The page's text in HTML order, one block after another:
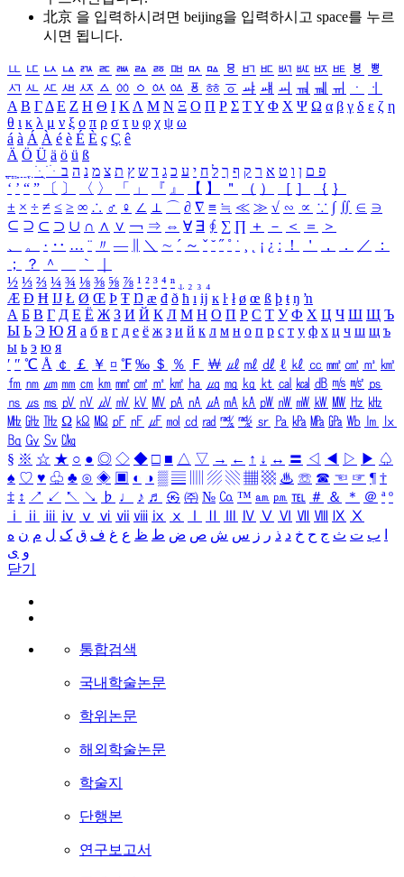
北京 을 입력하시려면 beijing을 입력하시고 space를 누르
시면 됩니다.
ㅥ ㅦ ㅧ ㅨ ㅩ ㅪ ㅫ ㅬ ㅭ ㅮ ㅯ ㅰ ㅱ ㅲ ㅳ ㅴ ㅵ ㅶ ㅷ ㅸ
ㅹ
ㅺ ㅻ ㅼ ㅽ ㅾ ㅿ ㆀ ㆁ ㆂ ㆃ ㆄ ㆅ ㆆ ㆇ ㆈ ㆉ ㆊ ㆋ ㆌ ㆍ
ㆎ
Α Β ΓΔ Ε Ζ Η Θ Ι ΚΛ Μ Ν Ξ Ο Π Ρ Σ ΤΥ Φ Χ Ψ Ω α β γ δ ε ζ η
θ ι κ λ μ ν ξ ο π ρ σ τ υ φ χ ψ ω
á à Á À é è É È ç Ç ê
Ä Ö Ü ä ö ü ß
ִֶֹ ֻּ ׁׂ פ ם ן ו ט א ר ק ף ך ל ח י ע כ ג ד ש ץ ת צ מ נ ה ב
‘ ’ “ ” 〔 〕 〈 〉 「 」 『 』 【 】 ＂ （ ） ［ ］ ｛ ｝
± × ÷ ≠ ≤ ≥ ∞ ∴ ♂ ♀ ∠ ⊥ ⌒ ∂ ∇ ≡ ≒ ≪ ≫ √ ∽ ∝ ∵ ∫ ∬ ∈ ∋
⊆ ⊇ ⊂ ⊃ ∪ ∩ ∧ ∨ ￢ ⇒ ⇔ ∀ ∃ ∮ ∑ ∏ ＋ － ＜ ＝
＞
、
。 · ‥ … ¨ 〃 ― ＼ ∼ ´ ～ ˇ ˘ ˝ ˚ ˙ ¸ ¡ ¿ ː ！ ＇ ， ． ／
：
；
？ ＾ ｀
½ ⅓ ⅔ ¼ ¾ ⅛ ⅜ ⅝ ⅞ ¹ ² ³ ⁴ ⁿ ₁ ₂ ₃ ₄
Æ Ð Ħ Ĳ Ł Ø Œ Þ Ŧ Ŋ æ đ ð ħ ı ĳ ĸ ŀ ł ø œ ß þ ŧ ŋ ŉ
А Б В Г Д Е Ё Ж З И Й К Л М Н О П Р С Т У Ф Х Ц Ч Ш Щ Ъ
Ы Ь Э Ю Я а б в г д е ё ж з и й к л м н о п р с т у ф х ц ч ш щ ъ
ы ь э ю я
′ ″ ℃ Å ￠ ￡ ￥ ¤ ℉ ‰ ＄ ％ Ｆ ￦ ㎕ ㎖ ㎗ ℓ ㎘ ㏄ ㎣ ㎤ ㎥ ㎦
㎙ ㎚ ㎛ ㎜ ㎝ ㎞ ㎟ ㎠ ㎡ ㎢ ㏊ ㎍ ㎎ ㎏ ㏏ ㎈ ㎉ ㏈ ㎧ ㎨ ㎰
㎱ ㎲ ㎳ ㎴ ㎵ ㎶ ㎷ ㎸ ㎹ ㎀ ㎁ ㎂ ㎃ ㎄ ㎺ ㎻ ㎽ ㎾ ㎿ ㎐ ㎑
㎒ ㎓ ㎔ Ω ㏀ ㏁ ㎊ ㎋ ㎌ ㏖ ㏅ ㎭ ㎮ ㎯ ㏛ ㎩ ㎪ ㎫ ㎬ ㏝ ㏐
㏓
㏃ ㏉ ㏜ ㏆
§ ※ ☆ ★ ○ ● ◎ ◇ ◆ □ ■ △ ▽ → ← ↑ ↓ ↔ 〓 ◁ ◀ ▷ ▶ ♤
♠ ♡ ♥ ♧ ♣ ⊙ ◈ ▣ ◐ ◑ ▒ ▤ ▨ ▧ ▦ ▩ ♨ ☏ ☎ ☜ ☞ ¶ †
‡ ↕ ↗ ↙ ↖ ↘ ♭ ♩ ♪ ♬ ㉿ ㈜ № ㏇ ™ ㏂ ㏘ ℡ ＃ ＆ ＊ ＠ ª º
ⅰ
ⅱ ⅲ ⅳ ⅴ ⅵ ⅶ ⅷ ⅸ ⅹ Ⅳ Ⅴ Ⅵ Ⅶ Ⅷ Ⅸ Ⅹ
ب ت ث ج ح خ د ذ ر ز س ش ص ض ط ظ ع غ ف ق ک ل م ن ه
و ی
닫기
통합검색
국내학술논문
학위논문
해외학술논문
학술지
단행본
연구보고서